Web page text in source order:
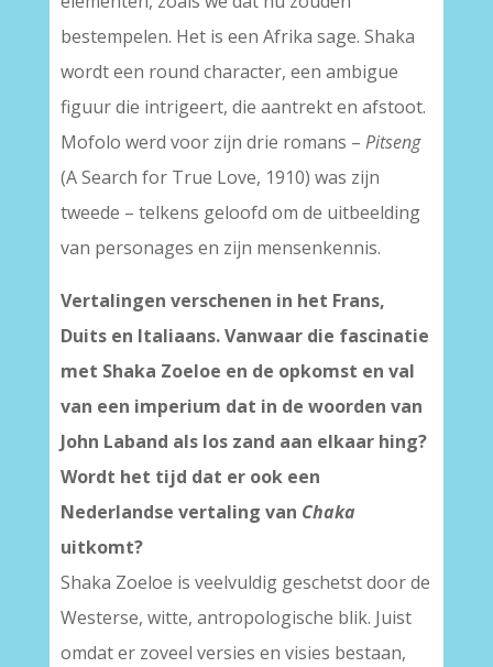
bestempelen. Het is een Afrika sage. Shaka
wordt een round character, een ambigue
figuur die intrigeert, die aantrekt en afstoot.
Mofolo werd voor zijn drie romans – Pitseng
(A Search for True Love, 1910) was zijn
tweede – telkens geloofd om de uitbeelding
van personages en zijn mensenkennis.
Vertalingen verschenen in het Frans,
Duits en Italiaans. Vanwaar die fascinatie
met Shaka Zoeloe en de opkomst en val
van een imperium dat in de woorden van
John Laband als los zand aan elkaar hing?
Wordt het tijd dat er ook een
Nederlandse vertaling van Chaka
uitkomt?
Shaka Zoeloe is veelvuldig geschetst door de
Westerse, witte, antropologische blik. Juist
omdat er zoveel versies en visies bestaan,